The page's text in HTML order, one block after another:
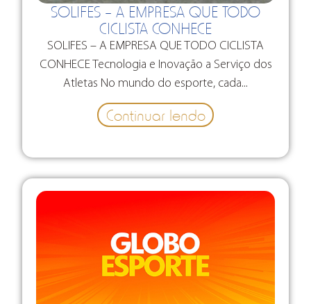
SOLIFES – A EMPRESA QUE TODO
CICLISTA CONHECE
SOLIFES – A EMPRESA QUE TODO CICLISTA
CONHECE Tecnologia e Inovação a Serviço dos
Atletas No mundo do esporte, cada...
Continuar lendo